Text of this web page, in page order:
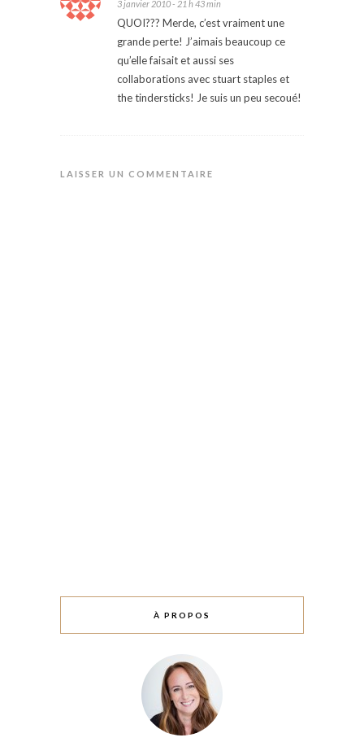
3 janvier 2010 - 21 h 43 min
QUOI??? Merde, c’est vraiment une
grande perte! J’aimais beaucoup ce
qu’elle faisait et aussi ses
collaborations avec stuart staples et
the tindersticks! Je suis un peu secoué!
LAISSER UN COMMENTAIRE
À PROPOS